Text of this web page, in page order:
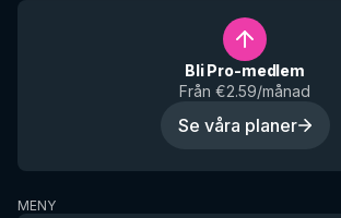
Bli Pro-medlem
Från €2.59/månad
Se våra planer
MENY